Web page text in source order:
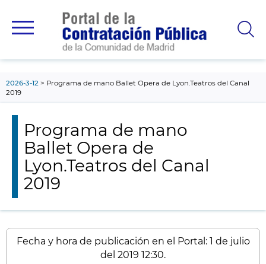
principal
2026-3-12
Programa de mano Ballet Opera de Lyon.Teatros del Canal
2019
Programa de mano
Ballet Opera de
Lyon.Teatros del Canal
2019
Fecha y hora de publicación en el Portal: 1 de julio
del 2019 12:30.